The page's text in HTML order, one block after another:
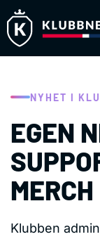
Skip to main
NYHET I
EGEN
MERCH
Klubben